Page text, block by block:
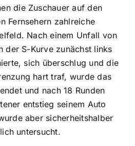
die Zuschauer auf den
Fernsehern zahlreiche
Nach einem Unfall von
der S-Kurve zunächst links
sich überschlug und die
hart traf, wurde das
und nach 18 Runden
entstieg seinem Auto
aber sicherheitshalber
untersucht.